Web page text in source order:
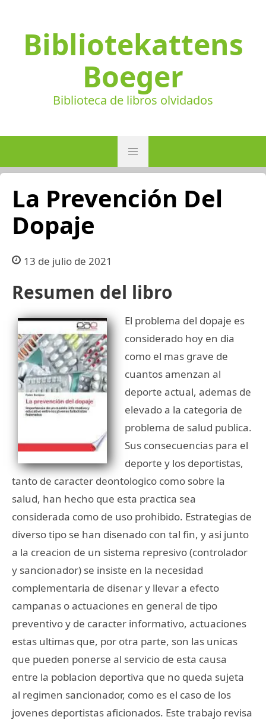
Bibliotekattens
Boeger
Biblioteca de libros olvidados
La Prevención Del
Dopaje
13 de julio de 2021
Resumen del libro
El problema del dopaje es
considerado hoy en dia
como el mas grave de
cuantos amenzan al
deporte actual, ademas de
elevado a la categoria de
problema de salud publica.
Sus consecuencias para el
deporte y los deportistas,
tanto de caracter deontologico como sobre la
salud, han hecho que esta practica sea
considerada como de uso prohibido. Estrategias de
diverso tipo se han disenado con tal fin, y asi junto
a la creacion de un sistema represivo (controlador
y sancionador) se insiste en la necesidad
complementaria de disenar y llevar a efecto
campanas o actuaciones en general de tipo
preventivo y de caracter informativo, actuaciones
estas ultimas que, por otra parte, son las unicas
que pueden ponerse al servicio de esta causa
entre la poblacion deportiva que no queda sujeta
al regimen sancionador, como es el caso de los
jovenes deportistas aficionados. Este trabajo revisa